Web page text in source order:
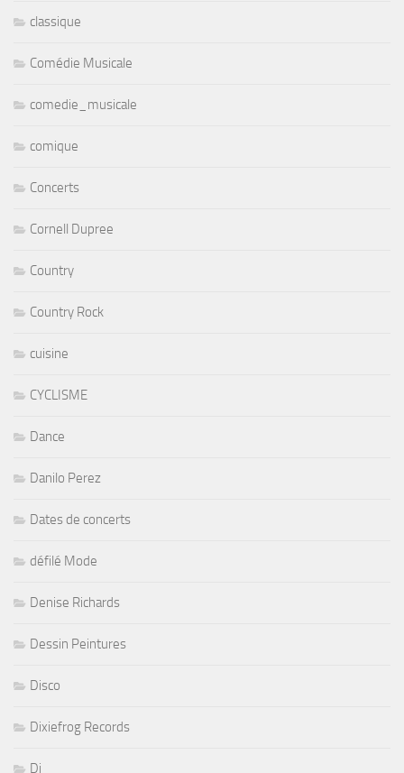
classique
Comédie Musicale
comedie_musicale
comique
Concerts
Cornell Dupree
Country
Country Rock
cuisine
CYCLISME
Dance
Danilo Perez
Dates de concerts
défilé Mode
Denise Richards
Dessin Peintures
Disco
Dixiefrog Records
Dj